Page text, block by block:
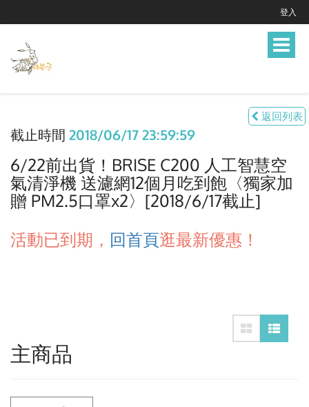
登入
Toggle
返回列表
截止時間 2018/06/17 23:59:59
6/22前出貨！BRISE C200 人工智慧空
氣清淨機 送濾網12個月吃到飽〈獨家加
贈 PM2.5口罩x2〉[2018/6/17截止]
活動已到期， 回首頁逛最新優惠！
主商品